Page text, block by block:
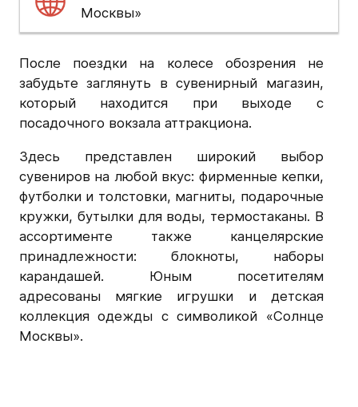
После поездки на колесе обозрения не
забудьте заглянуть в сувенирный магазин,
который находится при выходе с
посадочного вокзала аттракциона.
Здесь представлен широкий выбор
сувениров на любой вкус: фирменные кепки,
футболки и толстовки, магниты, подарочные
кружки, бутылки для воды, термостаканы. В
ассортименте также канцелярские
принадлежности: блокноты, наборы
карандашей. Юным посетителям
адресованы мягкие игрушки и детская
коллекция одежды с символикой «Солнце
Москвы».
Москвы»